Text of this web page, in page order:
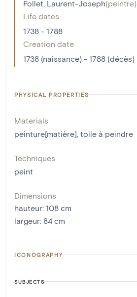
Follet, Laurent-Joseph(peintre)
Life dates
1738 - 1788
Creation date
1738 (naissance) - 1788 (décès)
PHYSICAL PROPERTIES
Materials
peinture[matière], toile à peindre
Techniques
peint
Dimensions
hauteur: 108 cm
largeur: 84 cm
ICONOGRAPHY
SUBJECTS